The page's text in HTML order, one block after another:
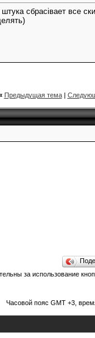
сбрасівает все
Предыдущая тема|
за использование
Часовой пояс GMT +3,